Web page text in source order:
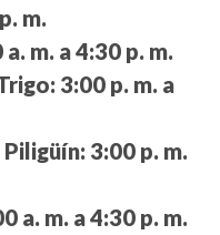
m.
a. m. a 4:30 p. m.
3:00 p. m. a
Piligüín: 3:00 p. m.
a. m. a 4:30 p. m.